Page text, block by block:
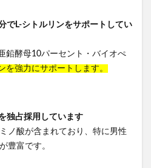
でL-シトルリンをサポートしてい
鉛酵母10パーセント・バイオぺ
を強力にサポートします。
独占採用しています
ノ酸が含まれており、特に男性
豊富です。